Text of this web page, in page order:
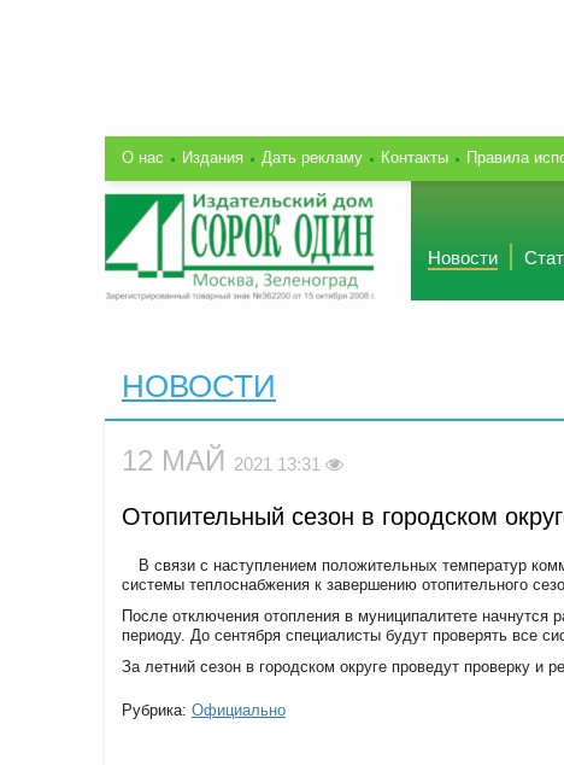
О нас Издания Дать рекламу Контакты Правила
Новости
НОВОСТИ
12 МАЙ 2021 13:31
Отопительный сезон в городском
В связи с наступлением положительных температур
системы теплоснабжения к завершению отопительного
После отключения отопления в муниципалитете
периоду. До сентября специалисты будут проверять все
За летний сезон в городском округе проведут проверку и
Рубрика: Официально